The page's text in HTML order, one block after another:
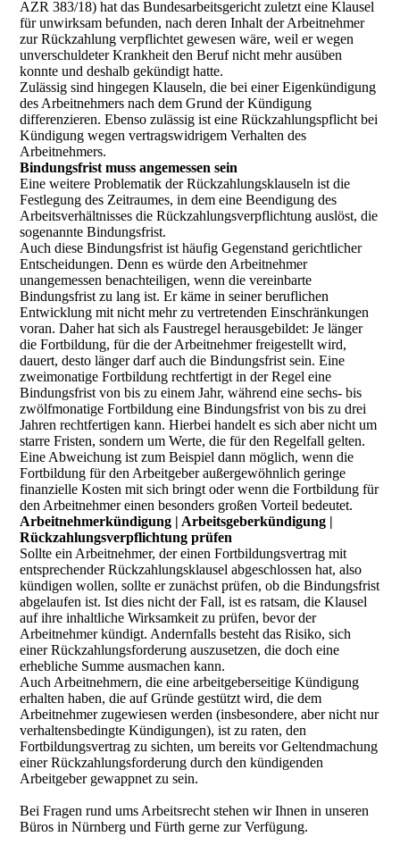
AZR 383/18) hat das Bundesarbeitsgericht zuletzt eine Klausel
für unwirksam befunden, nach deren Inhalt der Arbeitnehmer
zur Rückzahlung verpflichtet gewesen wäre, weil er wegen
unverschuldeter Krankheit den Beruf nicht mehr ausüben
konnte und deshalb gekündigt hatte.
Zulässig sind hingegen Klauseln, die bei einer Eigenkündigung
des Arbeitnehmers nach dem Grund der Kündigung
differenzieren. Ebenso zulässig ist eine Rückzahlungspflicht bei
Kündigung wegen vertragswidrigem Verhalten des
Arbeitnehmers.
Bindungsfrist muss angemessen sein
Eine weitere Problematik der Rückzahlungsklauseln ist die
Festlegung des Zeitraumes, in dem eine Beendigung des
Arbeitsverhältnisses die Rückzahlungsverpflichtung auslöst, die
sogenannte Bindungsfrist.
Auch diese Bindungsfrist ist häufig Gegenstand gerichtlicher
Entscheidungen. Denn es würde den Arbeitnehmer
unangemessen benachteiligen, wenn die vereinbarte
Bindungsfrist zu lang ist. Er käme in seiner beruflichen
Entwicklung mit nicht mehr zu vertretenden Einschränkungen
voran. Daher hat sich als Faustregel herausgebildet: Je länger
die Fortbildung, für die der Arbeitnehmer freigestellt wird,
dauert, desto länger darf auch die Bindungsfrist sein. Eine
zweimonatige Fortbildung rechtfertigt in der Regel eine
Bindungsfrist von bis zu einem Jahr, während eine sechs- bis
zwölfmonatige Fortbildung eine Bindungsfrist von bis zu drei
Jahren rechtfertigen kann. Hierbei handelt es sich aber nicht um
starre Fristen, sondern um Werte, die für den Regelfall gelten.
Eine Abweichung ist zum Beispiel dann möglich, wenn die
Fortbildung für den Arbeitgeber außergewöhnlich geringe
finanzielle Kosten mit sich bringt oder wenn die Fortbildung für
den Arbeitnehmer einen besonders großen Vorteil bedeutet.
Arbeitnehmerkündigung | Arbeitsgeberkündigung |
Rückzahlungsverpflichtung prüfen
Sollte ein Arbeitnehmer, der einen Fortbildungsvertrag mit
entsprechender Rückzahlungsklausel abgeschlossen hat, also
kündigen wollen, sollte er zunächst prüfen, ob die Bindungsfrist
abgelaufen ist. Ist dies nicht der Fall, ist es ratsam, die Klausel
auf ihre inhaltliche Wirksamkeit zu prüfen, bevor der
Arbeitnehmer kündigt. Andernfalls besteht das Risiko, sich
einer Rückzahlungsforderung auszusetzen, die doch eine
erhebliche Summe ausmachen kann.
Auch Arbeitnehmern, die eine arbeitgeberseitige Kündigung
erhalten haben, die auf Gründe gestützt wird, die dem
Arbeitnehmer zugewiesen werden (insbesondere, aber nicht nur
verhaltensbedingte Kündigungen), ist zu raten, den
Fortbildungsvertrag zu sichten, um bereits vor Geltendmachung
einer Rückzahlungsforderung durch den kündigenden
Arbeitgeber gewappnet zu sein.
Bei Fragen rund ums Arbeitsrecht stehen wir Ihnen in unseren
Büros in Nürnberg und Fürth gerne zur Verfügung.